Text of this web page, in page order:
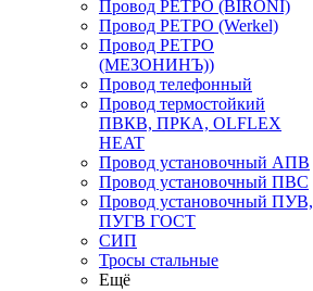
Провод РЕТРО (BIRONI)
Провод РЕТРО (Werkel)
Провод РЕТРО
(МЕЗОНИНЪ))
Провод телефонный
Провод термостойкий
ПВКВ, ПРКА, OLFLEX
HEAT
Провод установочный АПВ
Провод установочный ПВС
Провод установочный ПУВ,
ПУГВ ГОСТ
СИП
Тросы стальные
Ещё